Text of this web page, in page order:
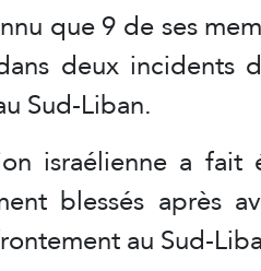
que 9 de ses
deux incidents
Sud-Liban.
israélienne a
blessés après
au Sud-